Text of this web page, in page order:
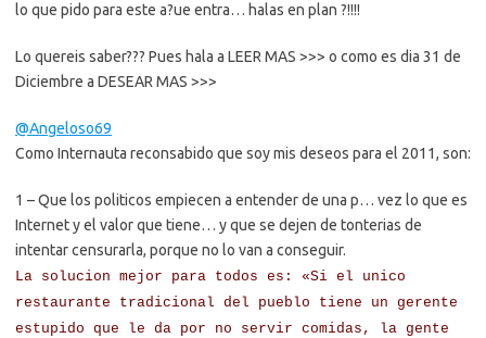
lo que pido para este a?ue entra… halas en plan ?!!!!
Lo quereis saber??? Pues hala a LEER MAS >>> o como es dia 31 de
Diciembre a DESEAR MAS >>>
@Angeloso69
Como Internauta reconsabido que soy mis deseos para el 2011, son:
1 – Que los politicos empiecen a entender de una p… vez lo que es
Internet y el valor que tiene… y que se dejen de tonterias de
intentar censurarla, porque no lo van a conseguir.
La solucion mejor para todos es: «Si el unico
restaurante tradicional del pueblo tiene un gerente
estupido que le da por no servir comidas, la gente